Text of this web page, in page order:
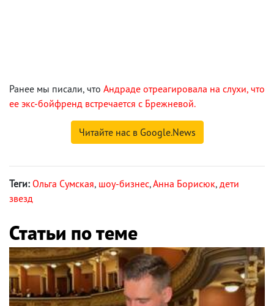
Ранее мы писали, что Андраде отреагировала на слухи, что
ее экс-бойфренд встречается с Брежневой.
Читайте нас в Google.News
Теги: Ольга Сумская, шоу-бизнес,Анна Борисюк, дети
звезд
Статьи по теме